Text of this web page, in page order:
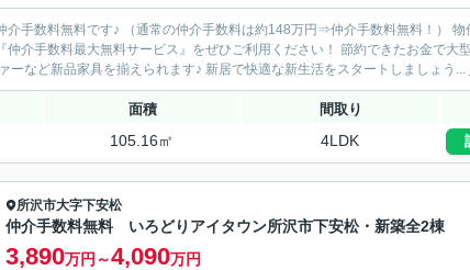
です♪ （通常の仲介手数料は約148万円⇒仲介手数料無料！） 物件購入時の諸費用（初期費用）を
ビス』をぜひご利用ください！ 節約できたお金で大型テレビやドラム式洗濯機などの最
新家電や オシャレなテーブル、ソファーなど新品家具を揃えられます♪ 新居で快適な新生活をスタートしましょう...
面積 間取り
105.16㎡ 4LDK
所沢市大字下安松
仲介手数料無料 いろどりアイタウン所沢市下安松・新築全2棟
3,890万円～4,090万円